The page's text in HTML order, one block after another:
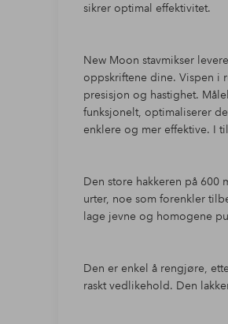
sikrer optimal effektivitet.
New Moon stavmikser
oppskriftene dine. Vispen i
presisjon og hastighet.
funksjonelt, optimaliserer
enklere og mer effektive. I
Den store hakkeren på 600
urter, noe som forenkler
lage jevne og homogene
Den er enkel å rengjøre,
raskt vedlikehold. Den